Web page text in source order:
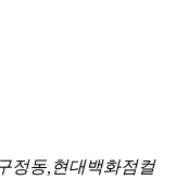
정동,현대백화점컬